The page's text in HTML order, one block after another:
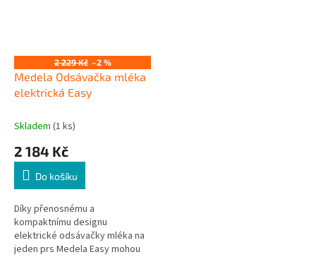
2 229 Kč –2 %
Medela Odsávačka mléka
elektrická Easy
Skladem (1 ks)
2 184 Kč
Do košíku
Díky přenosnému a
kompaktnímu designu
elektrické odsávačky mléka na
jeden prs Medela Easy mohou